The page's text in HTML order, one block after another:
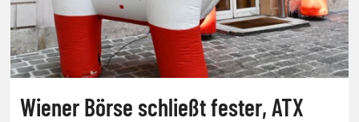
Wiener Börse schließt fester, ATX